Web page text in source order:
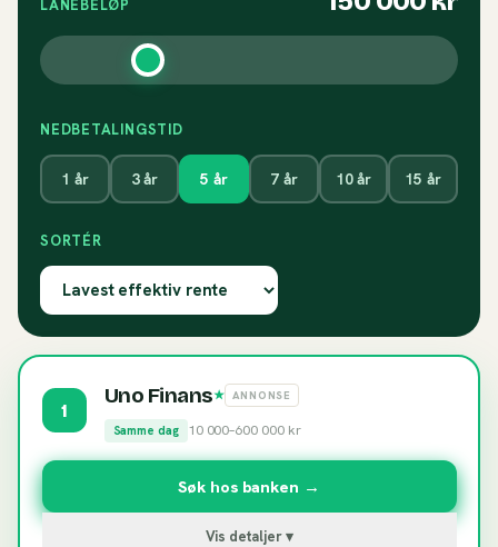
LÅNEBELØP
NEDBETALINGSTID
1 år 3år 5 år 7år 10år 15 år
SORTÉR
1
Uno Finans★ ANNONSE
Samme dag 10 000–600 000kr
Søk hos banken →
Vis detaljer ▾